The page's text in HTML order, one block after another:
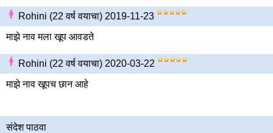
Rohini (22 वर्ष वयाचा) 2019-11-23
माझे नाव मला खूप आवडते
Rohini (22 वर्ष वयाचा) 2020-03-22
माझे नाव खूपच छान आहे
संदेश पाठवा